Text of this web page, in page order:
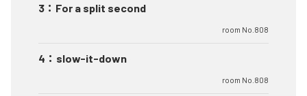
3 ： For a split second
room No.808
4 ： slow-it-down
room No.808